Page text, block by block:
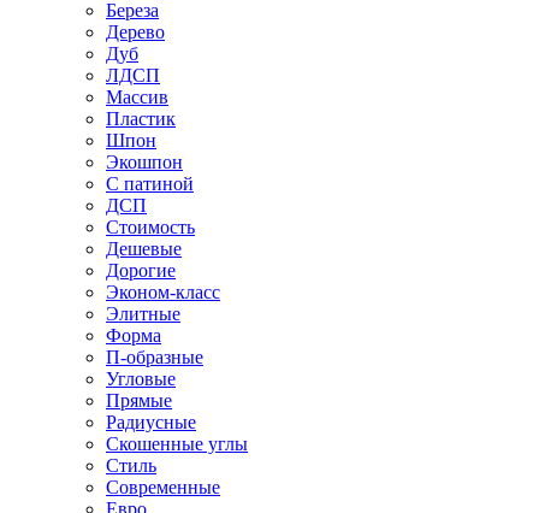
Береза
Дерево
Дуб
ЛДСП
Массив
Пластик
Шпон
Экошпон
С патиной
ДСП
Стоимость
Дешевые
Дорогие
Эконом-класс
Элитные
Форма
П-образные
Угловые
Прямые
Радиусные
Скошенные углы
Стиль
Современные
Евро